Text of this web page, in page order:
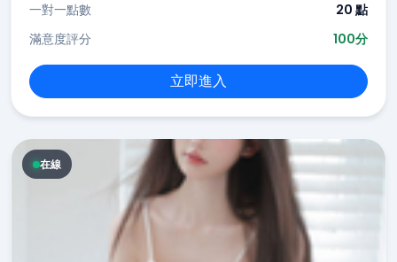
一對一點數
20 點
滿意度評分
100分
立即進入
在線